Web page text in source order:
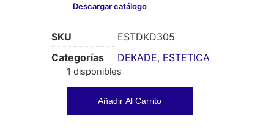
Descargar catálogo
SKU
ESTDKD305
Categorías
DEKADE, ESTETICA
1 disponibles
Añadir Al Carrito